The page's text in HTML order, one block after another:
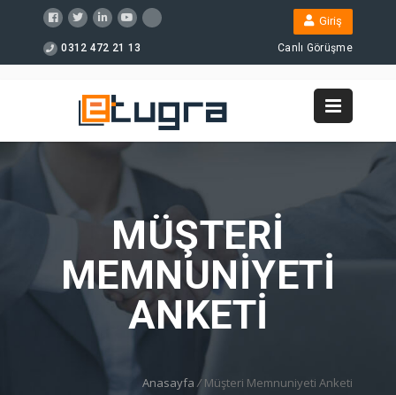
Giriş
0312 472 21 13 Canlı Görüşme
MÜŞTERI
MEMNUNIYETI
ANKETI
Anasayfa / Müşteri Memnuniyeti Anketi